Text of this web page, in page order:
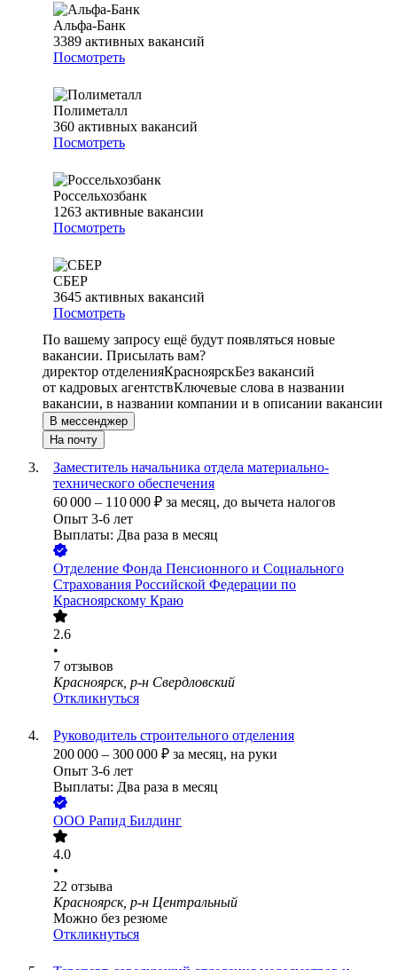
Альфа-Банк
3389 активных вакансий
Посмотреть
Полиметалл
360 активных вакансий
Посмотреть
Россельхозбанк
1263 активные вакансии
Посмотреть
СБЕР
3645 активных вакансий
Посмотреть
По вашему запросу ещё будут появляться новые
вакансии. Присылать вам?
директор отделенияКрасноярскБез вакансий
от кадровых агентствКлючевые слова в названии
вакансии, в названии компании и в описании вакансии
В мессенджер
На почту
Заместитель начальника отдела материально-
технического обеспечения
60 000 – 110 000 ₽ за месяц, до вычета налогов
Опыт 3-6 лет
Выплаты: Два раза в месяц
Отделение Фонда Пенсионного и Социального
Страхования Российской Федерации по
Красноярскому Краю
2.6
•
7 отзывов
Красноярск, р-н Свердловский
Откликнуться
Руководитель строительного отделения
200 000 – 300 000 ₽ за месяц, на руки
Опыт 3-6 лет
Выплаты: Два раза в месяц
ООО Рапид Билдинг
4.0
•
22 отзыва
Красноярск, р-н Центральный
Можно без резюме
Откликнуться